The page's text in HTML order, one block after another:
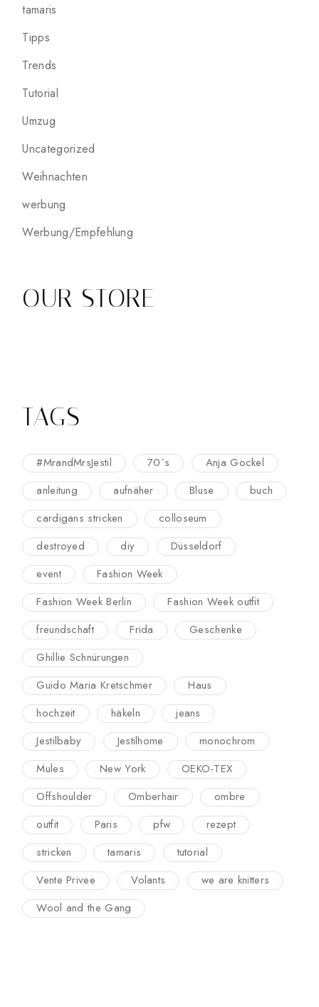
tamaris
Tipps
Trends
Tutorial
Umzug
Uncategorized
Weihnachten
werbung
Werbung/Empfehlung
OUR STORE
TAGS
#MrandMrsJestil 70`s
Anja Gockel
anleitung
aufnäher Bluse
buch
cardigans stricken
colloseum
destroyed
diy
Düsseldorf
event
Fashion Week
Fashion Week Berlin
Fashion Week outfit
freundschaft
Frida
Geschenke
Ghillie Schnürungen
Guido Maria Kretschmer
Haus
hochzeit
häkeln
jeans
Jestilbaby
Jestilhome
monochrom
Mules
New York
OEKO-TEX
Offshoulder
Omberhair
ombre
outfit
Paris pfw
rezept
stricken
tamaris
tutorial
Vente Privee
Volants
we are knitters
Wool and the Gang